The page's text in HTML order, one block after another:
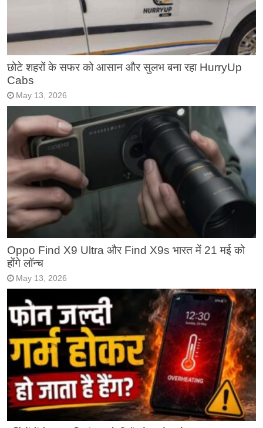
छोटे शहरों के सफर को आसान और सुलभ बना रहा HurryUp
Cabs
May 13, 2026
Oppo Find X9 Ultra और Find X9s भारत में 21 मई को
होंगे लॉन्च
May 13, 2026